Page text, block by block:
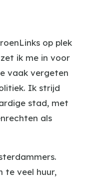
op plek
ik me in voor
vaak vergeten
Ik strijd
stad, met
als
te veel huur,